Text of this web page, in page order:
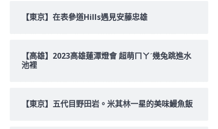
【東京】在表參道Hills遇見安藤忠雄
【高雄】2023高雄蓮潭燈會 超萌ㄇㄚˊ幾兔跳進水
池裡
【東京】五代目野田岩。米其林一星的美味鰻魚飯